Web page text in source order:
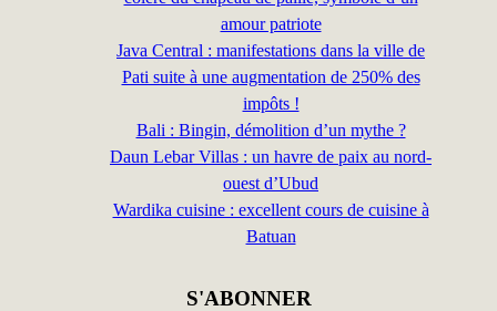
amour patriote
Java Central : manifestations dans la ville de
Pati suite à une augmentation de 250% des
impôts !
Bali : Bingin, démolition d’un mythe ?
Daun Lebar Villas : un havre de paix au nord-
ouest d’Ubud
Wardika cuisine : excellent cours de cuisine à
Batuan
S'ABONNER